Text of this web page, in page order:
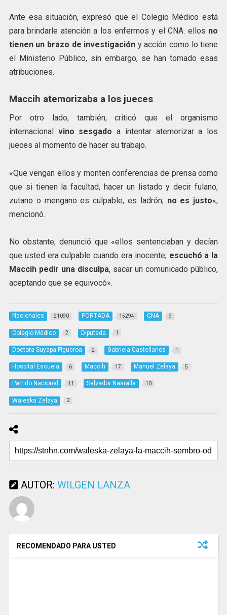
Ante esa situación, expresó que el Colegio Médico está
para brindarle atención a los enfermos y el CNA. ellos no
tienen un brazo de investigación y acción como lo tiene
el Ministerio Público, sin embargo, se han tomado esas
atribuciones.
Maccih atemorizaba a los jueces
Por otro lado, también, criticó que el organismo
internacional vino sesgado a intentar atemorizar a los
jueces al momento de hacer su trabajo.
«Que vengan ellos y monten conferencias de prensa como
que si tienen la facultad, hacer un listado y decir fulano,
zutano o mengano es culpable, es ladrón, no es justo«,
mencionó.
No obstante, denunció que «ellos sentenciaban y decían
que usted era culpable cuando era inocente; escuchó a la
Maccih pedir una disculpa, sacar un comunicado público,
aceptando que se equivocó».
Nacionales 21090 PORTADA 15294 CNA 9
Colegio Médico 2 Diputada 1
Doctora Suyapa Figueroa 2 Gabriela Castellanos 1
Hospital Escuela 6 Maccih 17 Manuel Zelaya 5
Partido Nacional 11 Salvador Nasralla 10
Waleska Zelaya 2
AUTOR: WILGEN LANZA
RECOMENDADO PARA USTED